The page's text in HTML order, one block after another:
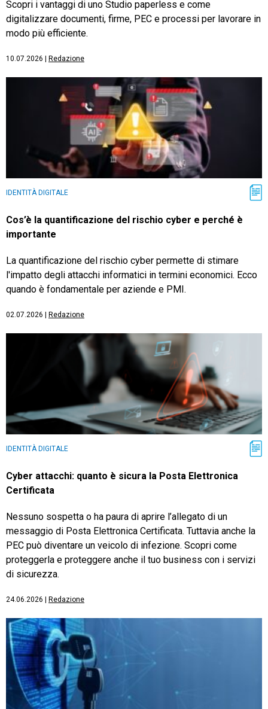
Scopri i vantaggi di uno Studio paperless e come
digitalizzare documenti, firme, PEC e processi per lavorare in
modo più efficiente.
10.07.2026 Redazione
IDENTITÀ DIGITALE
Cos’è la quantificazione del rischio cyber e perché è
importante
La quantificazione del rischio cyber permette di stimare
l'impatto degli attacchi informatici in termini economici. Ecco
quando è fondamentale per aziende e PMI.
02.07.2026 Redazione
IDENTITÀ DIGITALE
Cyber attacchi: quanto è sicura la Posta Elettronica
Certificata
Nessuno sospetta o ha paura di aprire l’allegato di un
messaggio di Posta Elettronica Certificata. Tuttavia anche la
PEC può diventare un veicolo di infezione. Scopri come
proteggerla e proteggere anche il tuo business con i servizi
di sicurezza.
24.06.2026 Redazione